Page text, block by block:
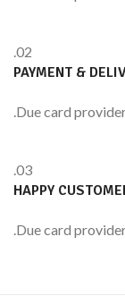
02.
PAYMENT &
Due card
03.
HAPPY
Due card